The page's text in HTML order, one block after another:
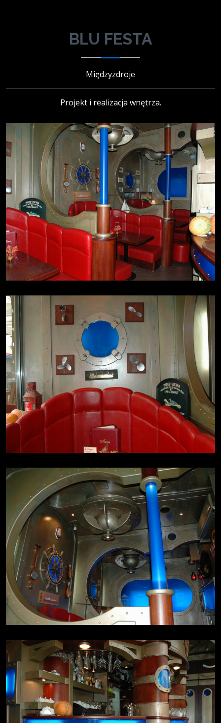
BLU FESTA
Międzyzdroje
Projekt i realizacja wnętrza.